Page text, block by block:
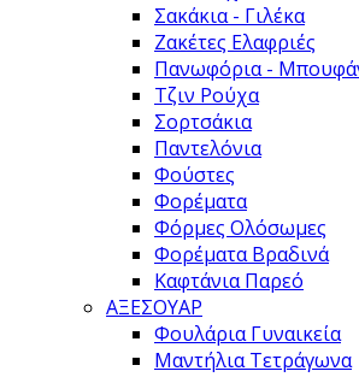
Σακάκια - Γιλέκα
Ζακέτες Ελαφριές
Πανωφόρια -
Τζιν Ρούχα
Σορτσάκια
Παντελόνια
Φούστες
Φορέματα
Φόρμες Ολόσωμες
Φορέματα Βραδινά
Καφτάνια Παρεό
ΑΞΕΣΟΥΑΡ
Φουλάρια Γυναικεία
Μαντήλια Τετράγωνα